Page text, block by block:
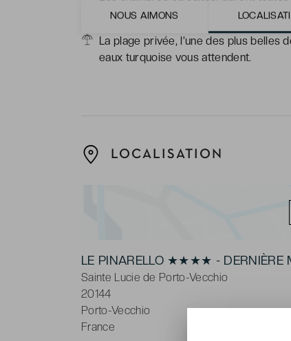
NOUS AIMONS
cadre exceptionnel.
La plage privée, l’une des plus belles
eaux turquoise vous attendent.
LOCALISATION
LE PINARELLO ★★★★ - DERNIÈRE
Sainte Lucie de Porto-Vecchio
20144
Porto-Vecchio
France